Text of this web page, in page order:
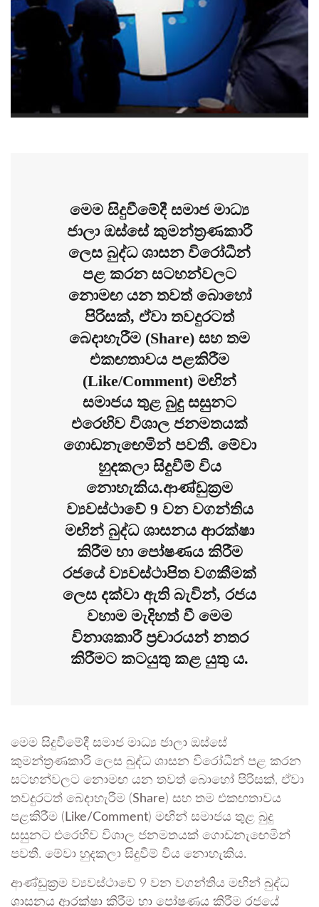
මෙම සිදුවීමේදී සමාජ මාධ්‍ය
ජාලා ඔස්සේ කුමන්ත්‍රණකාරී
ලෙස බුද්ධ ශාසන විරෝධීන්
පළ කරන සටහන්වලට
නොමඟ යන තවත් බොහෝ
පිරිසක්, ඒවා තවදුරටත්
බෙදාහැරීම (Share) සහ තම
එකඟතාවය පළකිරීම
(Like/Comment) මඟින්
සමාජය තුළ බුදු සසුනට
එරෙහිව විශාල ජනමතයක්
ගොඩනැඟෙමින් පවතී. මේවා
හුදකලා සිදුවීම් විය
නොහැකිය.ආණ්ඩුක්‍රම
ව්‍යවස්ථාවේ 9 වන වගන්තිය
මඟින් බුද්ධ ශාසනය ආරක්ෂා
කිරීම හා පෝෂණය කිරීම
රජයේ ව්‍යවස්ථාපිත වගකීමක්
ලෙස දක්වා ඇති බැවින්, රජය
වහාම මැදිහත් වී මෙම
විනාශකාරී ප්‍රචාරයන් නතර
කිරීමට කටයුතු කළ යුතු ය.
මෙම සිදුවීමේදී සමාජ මාධ්‍ය ජාලා ඔස්සේ
කුමන්ත්‍රණකාරී ලෙස බුද්ධ ශාසන විරෝධීන් පළ කරන
සටහන්වලට නොමඟ යන තවත් බොහෝ පිරිසක්, ඒවා
තවදුරටත් බෙදාහැරීම (Share) සහ තම එකඟතාවය
පළකිරීම ( Like/Comment) මඟින් සමාජය තුළ බුදු
සසුනට එරෙහිව විශාල ජනමතයක් ගොඩනැඟෙමින්
පවතී. මේවා හුදකලා සිදුවීම් විය නොහැකිය.
ආණ්ඩුක්‍රම ව්‍යවස්ථාවේ 9 වන වගන්තිය මඟින් බුද්ධ
ශාසනය ආරක්ෂා කිරීම හා පෝෂණය කිරීම රජයේ